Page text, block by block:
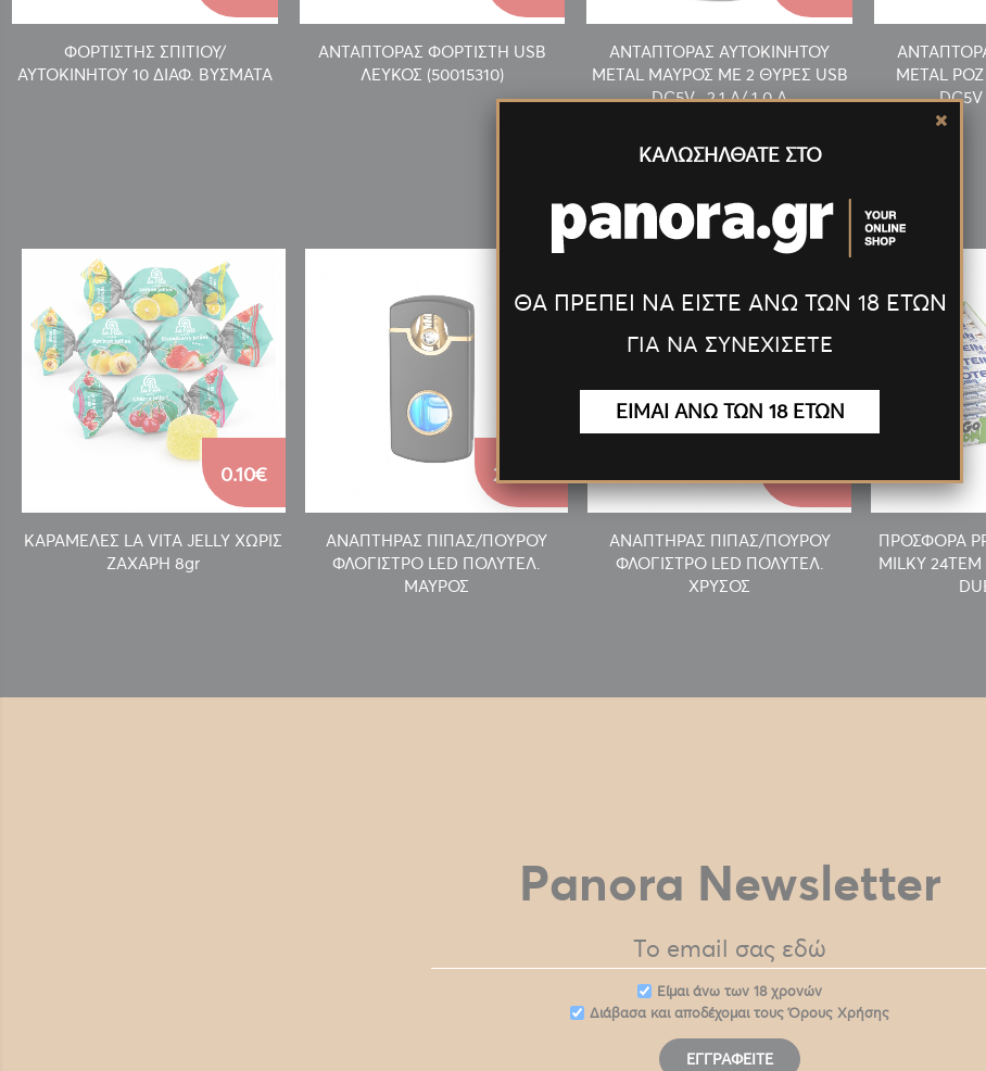
ΦΟΡΤΙΣΤΗΣ ΣΠΙΤΙΟΥ/
ΑΥΤΟΚΙΝΗΤΟΥ 10 ΔΙΑΦ. ΒΥΣΜΑΤΑ
ΑΝΤΑΠΤΟΡΑΣ ΦΟΡΤΙΣΤΗ USB
ΛΕΥΚΟΣ (50015310)
ΑΝΤΑΠΤΟΡΑΣ ΑΥΤΟΚΙΝΗΤΟΥ
METAL ΜΑΥΡΟΣ ΜΕ 2 ΘΥΡΕΣ USB
DC5V , 2.1 A/ 1.0 A
METAL
DC5V
ΝέαΠροϊόντα
ΚΑΡΑΜΕΛΕΣ LA VITA JELLY ΧΩΡΙΣ
ΖΑΧΑΡΗ 8gr
0.10€
ΑΝΑΠΤΗΡΑΣ ΠΙΠΑΣ/ΠΟΥΡΟΥ
ΦΛΟΓΙΣΤΡΟ LED ΠΟΛΥΤΕΛ.
ΜΑΥΡΟΣ
27.55€
ΑΝΑΠΤΗΡΑΣ ΠΙΠΑΣ/ΠΟΥΡΟΥ
ΦΛΟΓΙΣΤΡΟ LED ΠΟΛΥΤΕΛ.
ΧΡΥΣΟΣ
ΠΡΟΣΦΟΡΑ
MILKY
Panora Newsletter
Eίμαι άνω των 18 χρονών
Διάβασα και αποδέχομαι τουςΌρους Χρήσης
ΕΓΓΡΑΦΕΊΤΕ
ΚΑΛΩΣΗΛΘΑΤΕ ΣΤΟ
ΘΑ ΠΡΕΠΕΙ ΝΑ ΕΙΣΤΕ ΑΝΩ ΤΩΝ 18 ΕΤΩΝ
ΓΙΑ ΝΑ ΣΥΝΕΧΙΣΕΤΕ
ΕΙΜΑΙ ΑΝΩ ΤΩΝ 18 ΕΤΩΝ